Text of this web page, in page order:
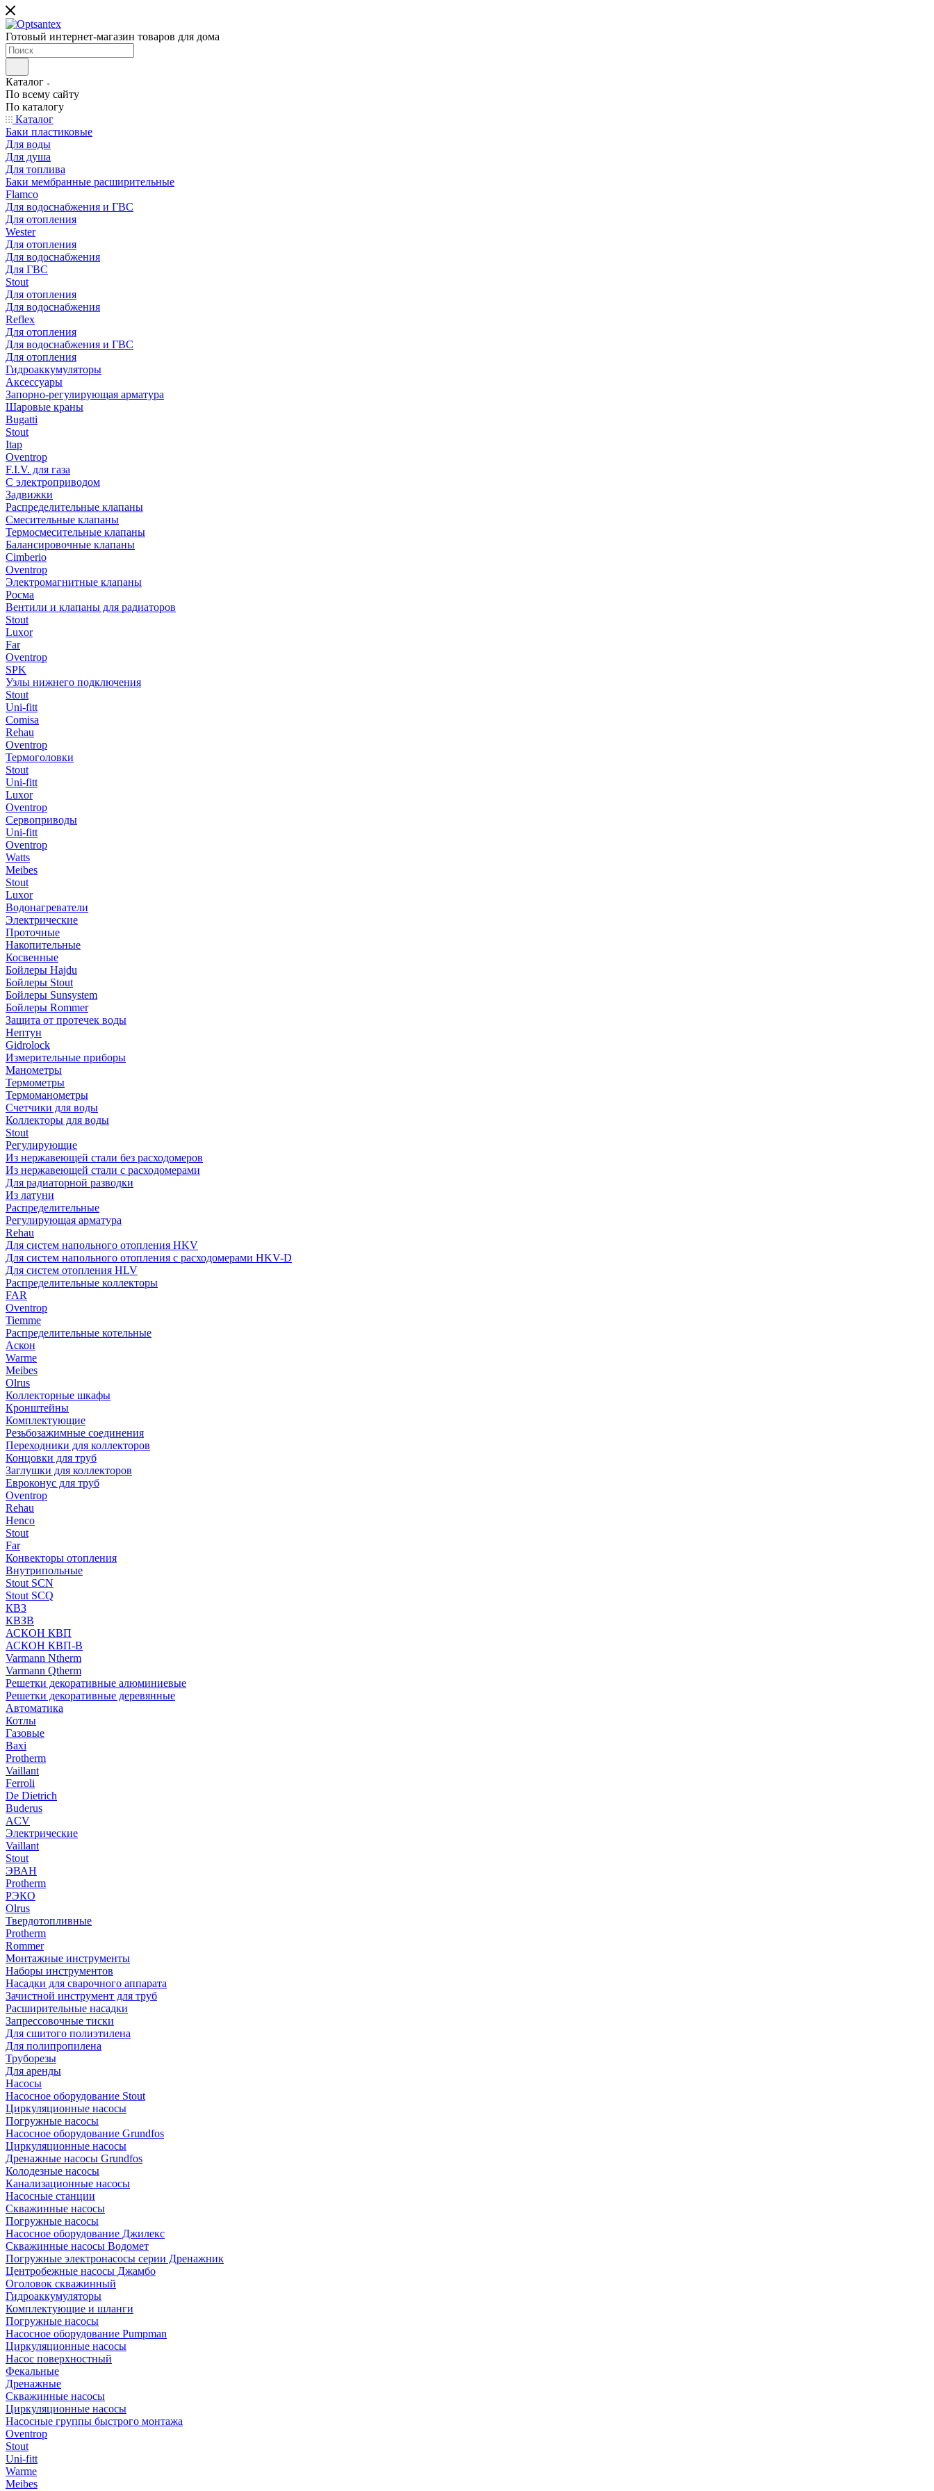
Готовый интернет-магазин товаров для дома
Каталог
По всему сайту
По каталогу
Каталог
Баки пластиковые
Для воды
Для душа
Для топлива
Баки мембранные расширительные
Flamco
Для водоснабжения и ГВС
Для отопления
Wester
Для отопления
Для водоснабжения
Для ГВС
Stout
Для отопления
Для водоснабжения
Reflex
Для отопления
Для водоснабжения и ГВС
Для отопления
Гидроаккумуляторы
Аксессуары
Запорно-регулирующая арматура
Шаровые краны
Bugatti
Stout
Itap
Oventrop
F.I.V. для газа
С электроприводом
Задвижки
Распределительные клапаны
Cмесительные клапаны
Термосмесительные клапаны
Балансировочные клапаны
Cimberio
Oventrop
Электромагнитные клапаны
Росма
Вентили и клапаны для радиаторов
Stout
Luxor
Far
Oventrop
SPK
Узлы нижнего подключения
Stout
Uni-fitt
Comisa
Rehau
Oventrop
Термоголовки
Stout
Uni-fitt
Luxor
Oventrop
Сервоприводы
Uni-fitt
Oventrop
Watts
Meibes
Stout
Luxor
Водонагреватели
Электрические
Проточные
Накопительные
Косвенные
Бойлеры Hajdu
Бойлеры Stout
Бойлеры Sunsystem
Бойлеры Rommer
Защита от протечек воды
Нептун
Gidrolock
Измерительные приборы
Манометры
Термометры
Термоманометры
Счетчики для воды
Коллекторы для воды
Stout
Регулирующие
Из нержавеющей стали без расходомеров
Из нержавеющей стали с расходомерами
Для радиаторной разводки
Из латуни
Распределительные
Регулирующая арматура
Rehau
Для систем напольного отопления HKV
Для систем напольного отопления с расходомерами HKV-D
Для систем отопления HLV
Распределительные коллекторы
FAR
Oventrop
Tiemme
Распределительные котельные
Аскон
Warme
Meibes
Olrus
Коллекторные шкафы
Кронштейны
Комплектующие
Резьбозажимные соединения
Переходники для коллекторов
Концовки для труб
Заглушки для коллекторов
Евроконус для труб
Oventrop
Rehau
Henco
Stout
Far
Конвекторы отопления
Внутрипольные
Stout SCN
Stout SCQ
КВЗ
КВЗВ
АСКОН КВП
АСКОН КВП-В
Varmann Ntherm
Varmann Qtherm
Решетки декоративные алюминиевые
Решетки декоративные деревянные
Автоматика
Котлы
Газовые
Baxi
Protherm
Vaillant
Ferroli
De Dietrich
Buderus
ACV
Электрические
Vaillant
Stout
ЭВАН
Protherm
РЭКО
Olrus
Твердотопливные
Protherm
Rommer
Монтажные инструменты
Наборы инструментов
Насадки для сварочного аппарата
Зачистной инструмент для труб
Расширительные насадки
Запрессовочные тиски
Для сшитого полиэтилена
Для полипропилена
Труборезы
Для аренды
Насосы
Насосное оборудование Stout
Циркуляционные насосы
Погружные насосы
Насосное оборудование Grundfos
Циркуляционные насосы
Дренажные насосы Grundfos
Колодезные насосы
Канализационные насосы
Насосные станции
Скважинные насосы
Погружные насосы
Насосное оборудование Джилекс
Скважинные насосы Водомет
Погружные электронасосы серии Дренажник
Центробежные насосы Джамбо
Оголовок скважинный
Гидроаккумуляторы
Комплектующие и шланги
Погружные насосы
Насосное оборудование Pumpman
Циркуляционные насосы
Насос поверхностный
Фекальные
Дренажные
Скважинные насосы
Циркуляционные насосы
Насосные группы быстрого монтажа
Oventrop
Stout
Uni-fitt
Warme
Meibes